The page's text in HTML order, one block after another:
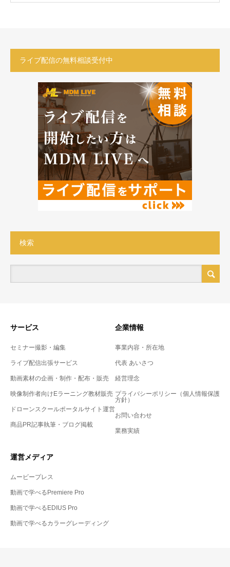
ライブ配信の無料相談受付中
検索
サービス
セミナー撮影・編集
ライブ配信出張サービス
動画素材の企画・制作・配布・販売
映像制作者向けEラーニング教材販売
ドローンスクールポータルサイト運営
商品PR記事執筆・ブログ掲載
企業情報
事業内容・所在地
代表 あいさつ
経営理念
プライバシーポリシー（個人情報保護
方針）
お問い合わせ
業務実績
運営メディア
ムービープレス
動画で学べるPremiere Pro
動画で学べるEDIUS Pro
動画で学べるカラーグレーディング